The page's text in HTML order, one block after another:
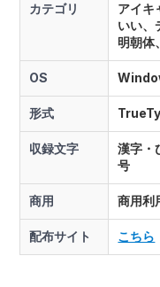
カテゴリ
アイキ
いい、
明朝体
OS
形式
収録文字
漢字・
号
商用 商用利
配布サイト こちら